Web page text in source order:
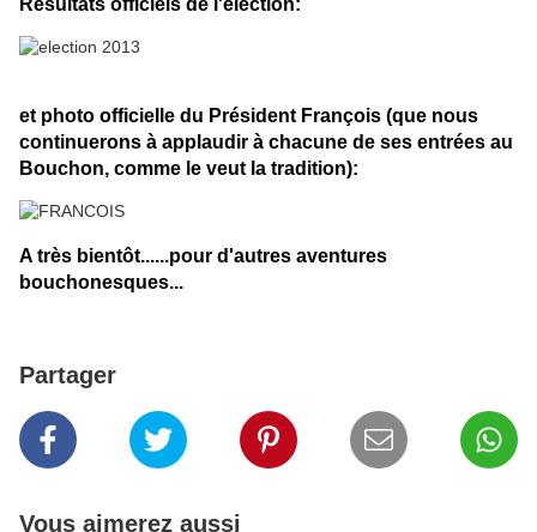
et photo officielle du Président François (que nous
continuerons à applaudir à chacune de ses entrées au
Bouchon, comme le veut la tradition):
A très bientôt......pour d'autres aventures
bouchonesques...
Partager
Vous aimerez aussi